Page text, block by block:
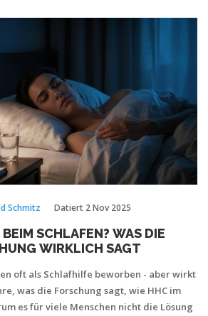
Schmitz Datiert 2 Nov 2025
SCHLAFEN? WAS DIE
WIRKLICH SAGT
oft als Schlafhilfe beworben - aber wirkt
was die Forschung sagt, wie HHC im
es für viele Menschen nicht die Lösung